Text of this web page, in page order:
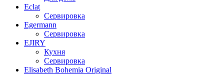
Eclat
Сервировка
Egermann
Сервировка
EJIRY
Кухня
Сервировка
Elisabeth Bohemia Original